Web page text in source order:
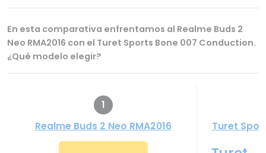
En esta comparativa enfrentamos al Realme Buds 2
Neo RMA2016 con el Turet Sports Bone 007 Conduction.
¿Qué modelo elegir?
1
Realme Buds 2 Neo RMA2016
Turet